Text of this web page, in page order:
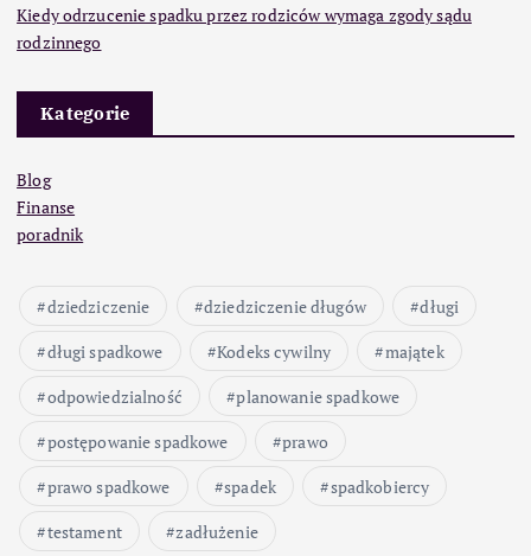
Kiedy odrzucenie spadku przez rodziców wymaga zgody sądu
rodzinnego
Kategorie
Blog
Finanse
poradnik
dziedziczenie dziedziczenie długów
długi
długi spadkowe
Kodeks cywilny
majątek
odpowiedzialność
planowanie spadkowe
postępowanie spadkowe
prawo
prawo spadkowe
spadek
spadkobiercy
testament
zadłużenie